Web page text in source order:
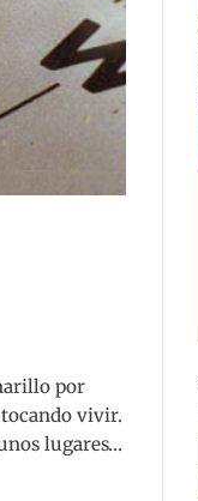
por
tocando vivir.
lugares…